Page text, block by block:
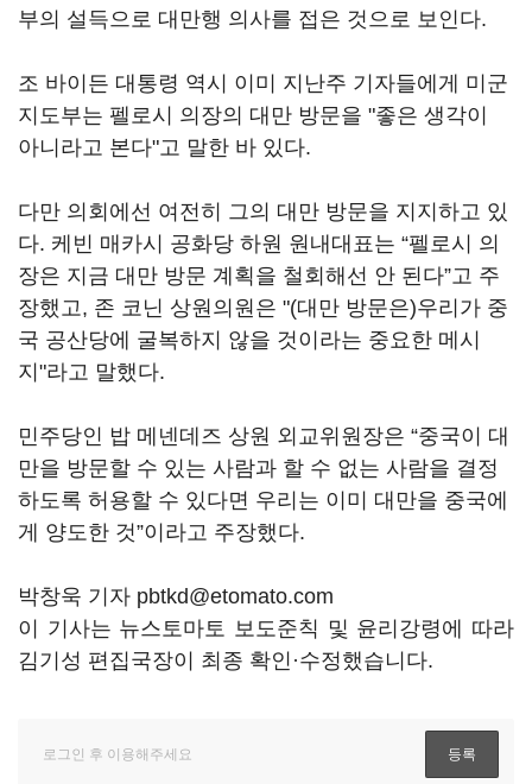
부의 설득으로 대만행 의사를 접은 것으로 보인다.
조 바이든 대통령 역시 이미 지난주 기자들에게 미군
지도부는 펠로시 의장의 대만 방문을 "좋은 생각이
아니라고 본다"고 말한 바 있다.
다만 의회에선 여전히 그의 대만 방문을 지지하고 있
다. 케빈 매카시 공화당 하원 원내대표는 “펠로시 의
장은 지금 대만 방문 계획을 철회해선 안 된다”고 주
장했고, 존 코닌 상원의원은 "(대만 방문은)우리가 중
국 공산당에 굴복하지 않을 것이라는 중요한 메시
지"라고 말했다.
민주당인 밥 메넨데즈 상원 외교위원장은 “중국이 대
만을 방문할 수 있는 사람과 할 수 없는 사람을 결정
하도록 허용할 수 있다면 우리는 이미 대만을 중국에
게 양도한 것”이라고 주장했다.
박창욱 기자 pbtkd@etomato.com
이 기사는 뉴스토마토 보도준칙 및 윤리강령에 따라
김기성 편집국장이 최종 확인·수정했습니다.